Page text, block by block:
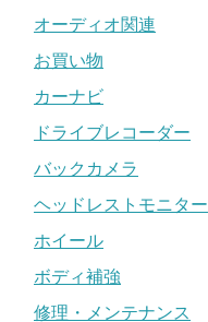
オーディオ関連
お買い物
カーナビ
ドライブレコーダー
バックカメラ
ヘッドレストモニター
ホイール
ボディ補強
修理・メンテナンス